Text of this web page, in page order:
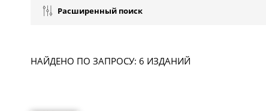
Расширенный поиск
НАЙДЕНО ПО ЗАПРОСУ: 6 ИЗДАНИЙ